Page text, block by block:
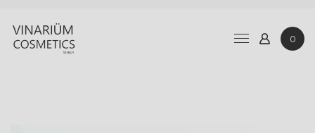
0
SOBRE VINARIÜM